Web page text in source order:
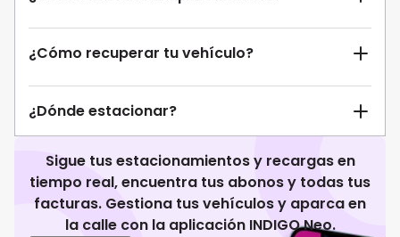
¿Cómo recuperar tu vehículo?
¿Dónde estacionar?
Sigue tus estacionamientos y recargas en
tiempo real, encuentra tus abonos y todas tus
facturas. Gestiona tus vehículos y aparca en
la calle con la aplicación INDIGO Neo.